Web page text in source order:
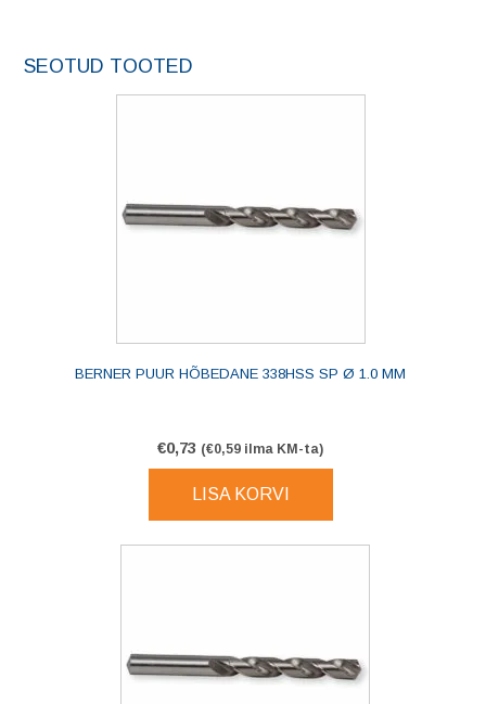
SEOTUD TOOTED
BERNER PUUR HÕBEDANE 338HSS SP Ø 1.0 MM
€0,73 (€0,59 ilma KM-ta)
LISA KORVI